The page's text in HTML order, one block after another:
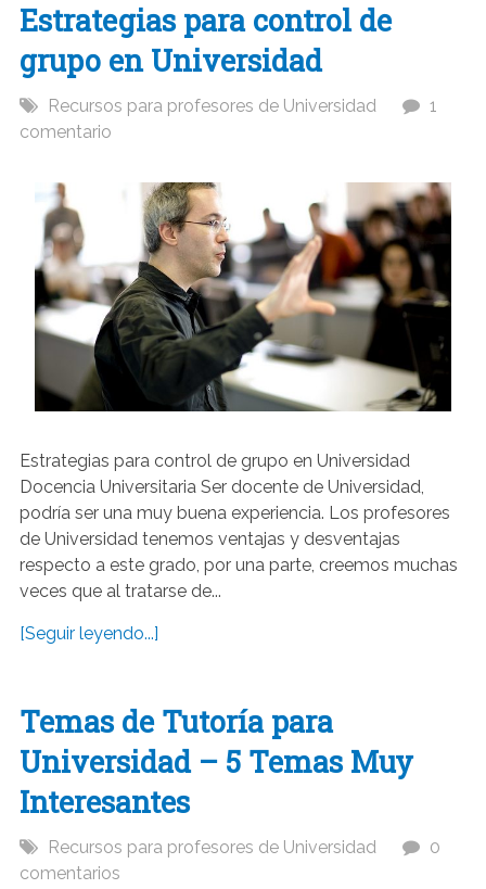
Estrategias para control de
grupo en Universidad
Recursos para profesores de Universidad
1
comentario
Estrategias para control de grupo en Universidad
Docencia Universitaria Ser docente de Universidad,
podría ser una muy buena experiencia. Los profesores
de Universidad tenemos ventajas y desventajas
respecto a este grado, por una parte, creemos muchas
veces que al tratarse de...
[Seguir leyendo...]
Temas de Tutoría para
Universidad – 5 Temas Muy
Interesantes
Recursos para profesores de Universidad
0
comentarios